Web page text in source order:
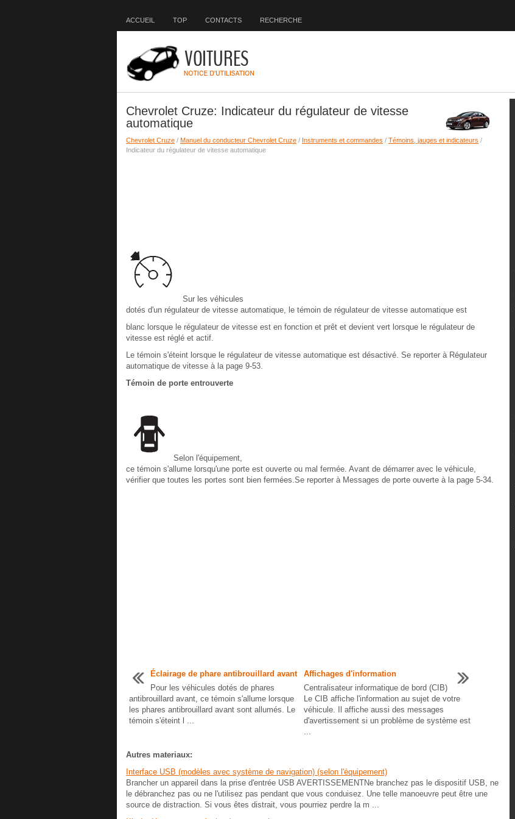
ACCUEIL TOP CONTACTS RECHERCHE
Chevrolet Cruze: Indicateur du régulateur de vitesse
automatique
Chevrolet Cruze / Manuel du conducteur Chevrolet Cruze / Instruments et commandes / Témoins, jauges et indicateurs /
Indicateur du régulateur de vitesse automatique
Sur les véhicules
dotés d'un régulateur de vitesse automatique, le témoin de régulateur de vitesse automatique est
blanc lorsque le régulateur de vitesse est en fonction et prêt et devient vert lorsque le régulateur de
vitesse est réglé et actif.
Le témoin s'éteint lorsque le régulateur de vitesse automatique est désactivé. Se reporter à Régulateur
automatique de vitesse à la page 9-53.
Témoin de porte entrouverte
Selon l'équipement,
ce témoin s'allume lorsqu'une porte est ouverte ou mal fermée. Avant de démarrer avec le véhicule,
vérifier que toutes les portes sont bien fermées.Se reporter à Messages de porte ouverte à la page 5-34.
Éclairage de phare antibrouillard avant
Pour les véhicules dotés de phares
antibrouillard avant, ce témoin s'allume lorsque
les phares antibrouillard avant sont allumés. Le
témoin s'éteint l ...
Affichages d'information
Centralisateur informatique de bord (CIB)
Le CIB affiche l'information au sujet de votre
véhicule. Il affiche aussi des messages
d'avertissement si un problème de système est
...
Autres materiaux:
Interface USB (modèles avec système de navigation) (selon l'équipement)
Brancher un appareil dans la prise d'entrée USB AVERTISSEMENTNe branchez pas le dispositif USB, ne
le débranchez pas ou ne l'utilisez pas pendant que vous conduisez. Une telle manoeuvre peut être une
source de distraction. Si vous êtes distrait, vous pourriez perdre la m ...